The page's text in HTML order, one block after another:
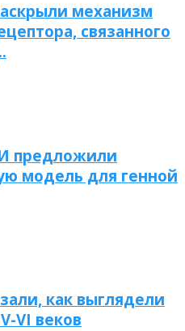
механизм
связанного
предложили
модель для генной
как выглядели
VI веков